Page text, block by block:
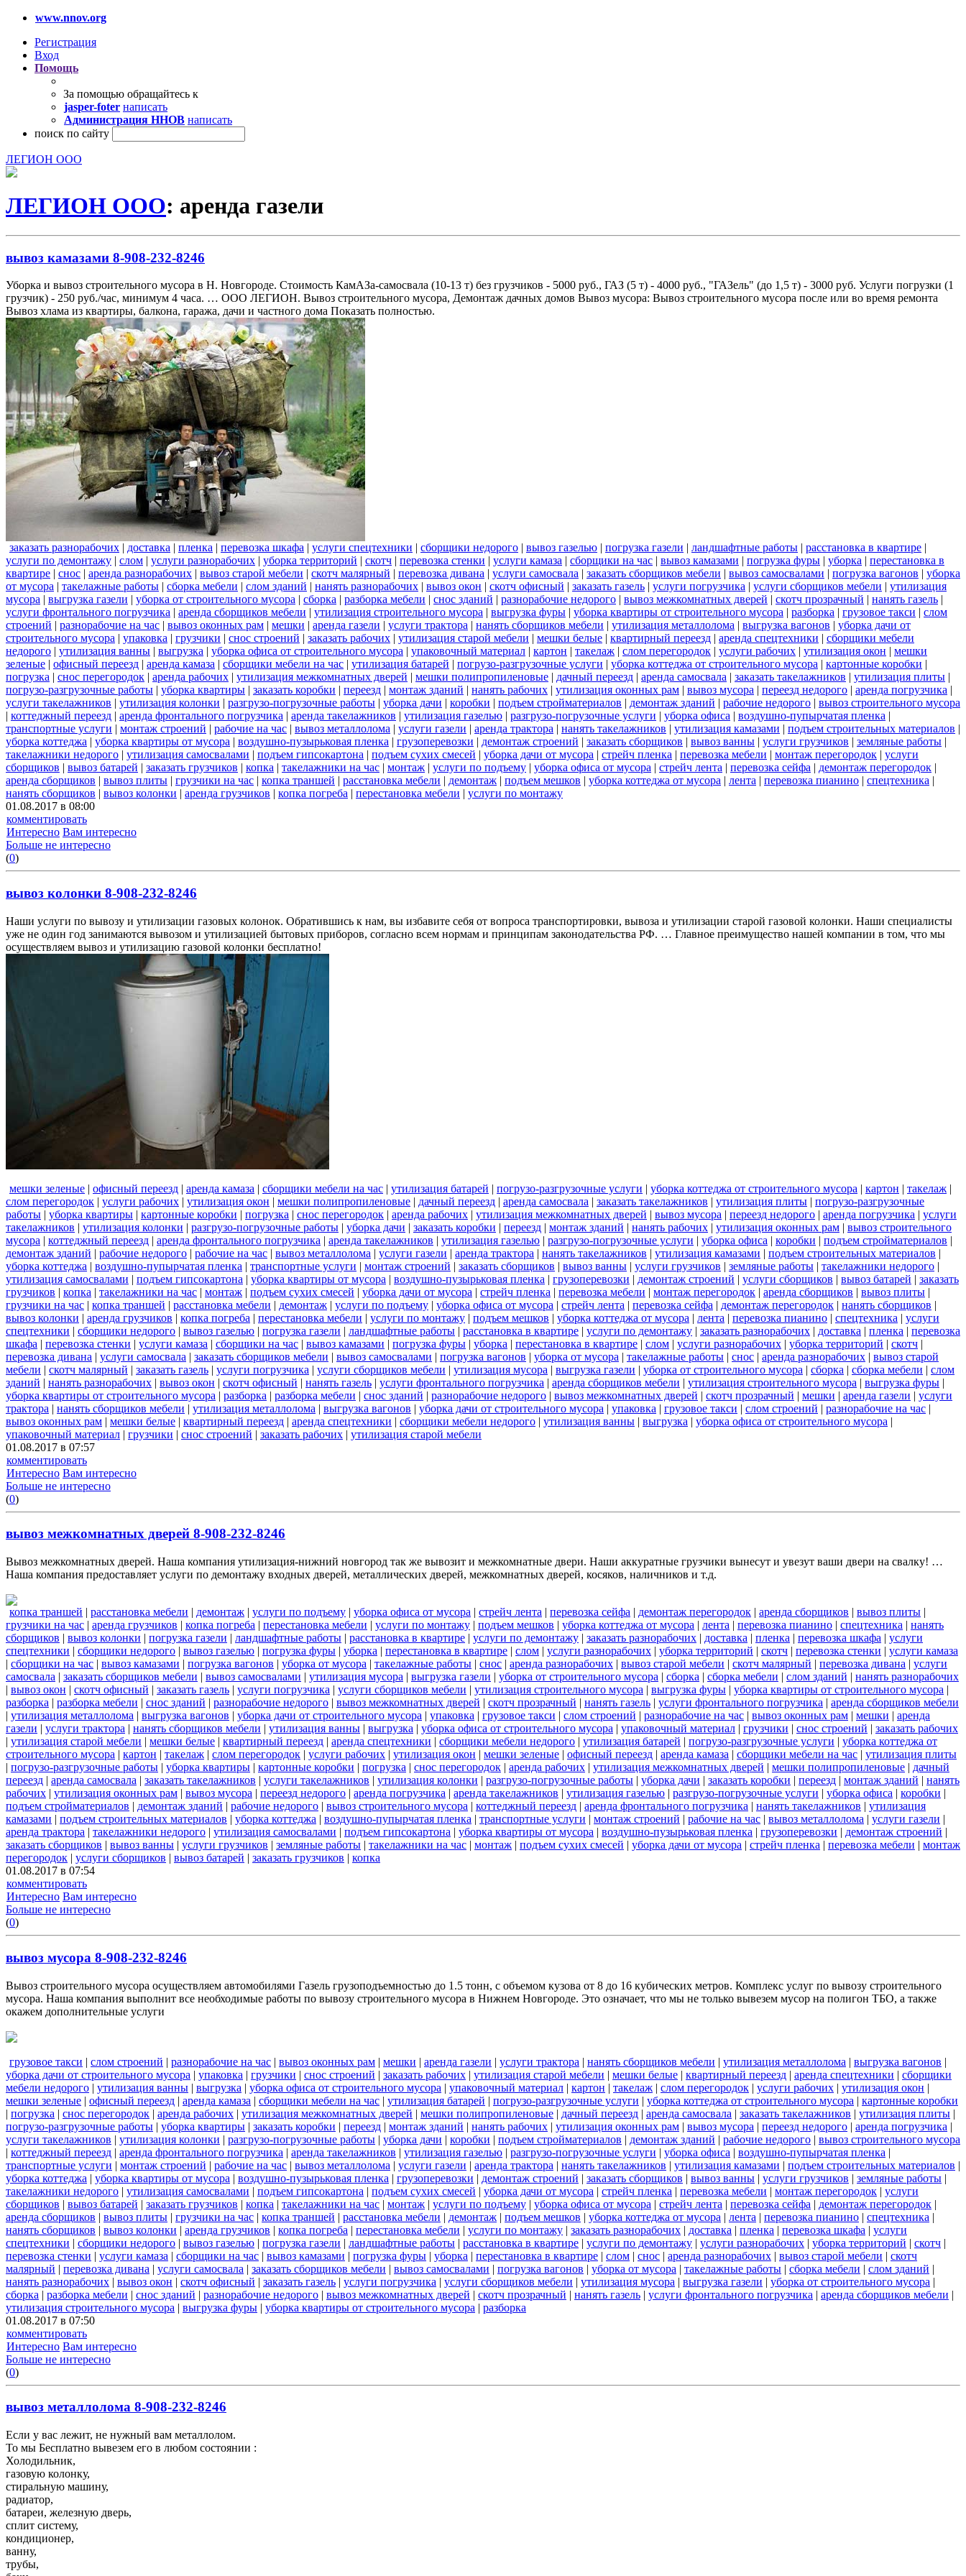
www.nnov.org
Регистрация
Вход
Помощь
За помощью обращайтесь к
jasper-foter написать
Администрация ННОВ написать
поиск по сайту
ЛЕГИОН ООО
ЛЕГИОН ООО: аренда газели
вывоз камазами 8-908-232-8246
Уборка и вывоз строительного мусора в Н. Новгороде. Стоимость КамАЗа-самосвала (10-13 т) без грузчиков - 5000 руб., ГАЗ (5 т) - 4000 руб., "ГАЗель" (до 1,5 т) - 3000 руб. Услуги погрузки (1
грузчик) - 250 руб./час, минимум 4 часа. … ООО ЛЕГИОН. Вывоз строительного мусора, Демонтаж дачных домов Вывоз мусора: Вывоз строительного мусора после или во время ремонта
Вывоз хлама из квартиры, балкона, гаража, дачи и частного дома Показать полностью.
заказать разнорабочих | доставка | пленка | перевозка шкафа | услуги спецтехники | сборщики недорого | вывоз газелью | погрузка газели | ландшафтные работы | расстановка в квартире |
услуги по демонтажу | слом | услуги разнорабочих | уборка территорий | скотч | перевозка стенки | услуги камаза | сборщики на час | вывоз камазами | погрузка фуры | уборка | перестановка в
квартире | снос | аренда разнорабочих | вывоз старой мебели | скотч малярный | перевозка дивана | услуги самосвала | заказать сборщиков мебели | вывоз самосвалами | погрузка вагонов | уборка
от мусора | такелажные работы | сборка мебели | слом зданий | нанять разнорабочих | вывоз окон | скотч офисный | заказать газель | услуги погрузчика | услуги сборщиков мебели | утилизация
мусора | выгрузка газели | уборка от строительного мусора | сборка | разборка мебели | снос зданий | разнорабочие недорого | вывоз межкомнатных дверей | скотч прозрачный | нанять газель |
услуги фронтального погрузчика | аренда сборщиков мебели | утилизация строительного мусора | выгрузка фуры | уборка квартиры от строительного мусора | разборка | грузовое такси | слом
строений | разнорабочие на час | вывоз оконных рам | мешки | аренда газели | услуги трактора | нанять сборщиков мебели | утилизация металлолома | выгрузка вагонов | уборка дачи от
строительного мусора | упаковка | грузчики | снос строений | заказать рабочих | утилизация старой мебели | мешки белые | квартирный переезд | аренда спецтехники | сборщики мебели
недорого | утилизация ванны | выгрузка | уборка офиса от строительного мусора | упаковочный материал | картон | такелаж | слом перегородок | услуги рабочих | утилизация окон | мешки
зеленые | офисный переезд | аренда камаза | сборщики мебели на час | утилизация батарей | погрузо-разгрузочные услуги | уборка коттеджа от строительного мусора | картонные коробки |
погрузка | снос перегородок | аренда рабочих | утилизация межкомнатных дверей | мешки полипропиленовые | дачный переезд | аренда самосвала | заказать такелажников | утилизация плиты |
погрузо-разгрузочные работы | уборка квартиры | заказать коробки | переезд | монтаж зданий | нанять рабочих | утилизация оконных рам | вывоз мусора | переезд недорого | аренда погрузчика |
услуги такелажников | утилизация колонки | разгрузо-погрузочные работы | уборка дачи | коробки | подъем стройматериалов | демонтаж зданий | рабочие недорого | вывоз строительного мусора
| коттеджный переезд | аренда фронтального погрузчика | аренда такелажников | утилизация газелью | разгрузо-погрузочные услуги | уборка офиса | воздушно-пупырчатая пленка |
транспортные услуги | монтаж строений | рабочие на час | вывоз металлолома | услуги газели | аренда трактора | нанять такелажников | утилизация камазами | подъем строительных материалов |
уборка коттеджа | уборка квартиры от мусора | воздушно-пузырьковая пленка | грузоперевозки | демонтаж строений | заказать сборщиков | вывоз ванны | услуги грузчиков | земляные работы |
такелажники недорого | утилизация самосвалами | подъем гипсокартона | подъем сухих смесей | уборка дачи от мусора | стрейч пленка | перевозка мебели | монтаж перегородок | услуги
сборщиков | вывоз батарей | заказать грузчиков | копка | такелажники на час | монтаж | услуги по подъему | уборка офиса от мусора | стрейч лента | перевозка сейфа | демонтаж перегородок |
аренда сборщиков | вывоз плиты | грузчики на час | копка траншей | расстановка мебели | демонтаж | подъем мешков | уборка коттеджа от мусора | лента | перевозка пианино | спецтехника |
нанять сборщиков | вывоз колонки | аренда грузчиков | копка погреба | перестановка мебели | услуги по монтажу
01.08.2017 в 08:00
комментировать
Интересно Вам интересно
Больше не интересно
(0)
вывоз колонки 8-908-232-8246
Наши услуги по вывозу и утилизации газовых колонок. Обратившись к нам, вы избавите себя от вопроса транспортировки, вывоза и утилизации старой газовой колонки. Наши специалисты
уже не один год занимаются вывозом и утилизацией бытовых приборов, согласно всем нормам и принципам законодательства РФ. … Главное преимущество нашей компании в том, что мы
осуществляем вывоз и утилизацию газовой колонки бесплатно!
мешки зеленые | офисный переезд | аренда камаза | сборщики мебели на час | утилизация батарей | погрузо-разгрузочные услуги | уборка коттеджа от строительного мусора | картон | такелаж |
слом перегородок | услуги рабочих | утилизация окон | мешки полипропиленовые | дачный переезд | аренда самосвала | заказать такелажников | утилизация плиты | погрузо-разгрузочные
работы | уборка квартиры | картонные коробки | погрузка | снос перегородок | аренда рабочих | утилизация межкомнатных дверей | вывоз мусора | переезд недорого | аренда погрузчика | услуги
такелажников | утилизация колонки | разгрузо-погрузочные работы | уборка дачи | заказать коробки | переезд | монтаж зданий | нанять рабочих | утилизация оконных рам | вывоз строительного
мусора | коттеджный переезд | аренда фронтального погрузчика | аренда такелажников | утилизация газелью | разгрузо-погрузочные услуги | уборка офиса | коробки | подъем стройматериалов |
демонтаж зданий | рабочие недорого | рабочие на час | вывоз металлолома | услуги газели | аренда трактора | нанять такелажников | утилизация камазами | подъем строительных материалов |
уборка коттеджа | воздушно-пупырчатая пленка | транспортные услуги | монтаж строений | заказать сборщиков | вывоз ванны | услуги грузчиков | земляные работы | такелажники недорого |
утилизация самосвалами | подъем гипсокартона | уборка квартиры от мусора | воздушно-пузырьковая пленка | грузоперевозки | демонтаж строений | услуги сборщиков | вывоз батарей | заказать
грузчиков | копка | такелажники на час | монтаж | подъем сухих смесей | уборка дачи от мусора | стрейч пленка | перевозка мебели | монтаж перегородок | аренда сборщиков | вывоз плиты |
грузчики на час | копка траншей | расстановка мебели | демонтаж | услуги по подъему | уборка офиса от мусора | стрейч лента | перевозка сейфа | демонтаж перегородок | нанять сборщиков |
вывоз колонки | аренда грузчиков | копка погреба | перестановка мебели | услуги по монтажу | подъем мешков | уборка коттеджа от мусора | лента | перевозка пианино | спецтехника | услуги
спецтехники | сборщики недорого | вывоз газелью | погрузка газели | ландшафтные работы | расстановка в квартире | услуги по демонтажу | заказать разнорабочих | доставка | пленка | перевозка
шкафа | перевозка стенки | услуги камаза | сборщики на час | вывоз камазами | погрузка фуры | уборка | перестановка в квартире | слом | услуги разнорабочих | уборка территорий | скотч |
перевозка дивана | услуги самосвала | заказать сборщиков мебели | вывоз самосвалами | погрузка вагонов | уборка от мусора | такелажные работы | снос | аренда разнорабочих | вывоз старой
мебели | скотч малярный | заказать газель | услуги погрузчика | услуги сборщиков мебели | утилизация мусора | выгрузка газели | уборка от строительного мусора | сборка | сборка мебели | слом
зданий | нанять разнорабочих | вывоз окон | скотч офисный | нанять газель | услуги фронтального погрузчика | аренда сборщиков мебели | утилизация строительного мусора | выгрузка фуры |
уборка квартиры от строительного мусора | разборка | разборка мебели | снос зданий | разнорабочие недорого | вывоз межкомнатных дверей | скотч прозрачный | мешки | аренда газели | услуги
трактора | нанять сборщиков мебели | утилизация металлолома | выгрузка вагонов | уборка дачи от строительного мусора | упаковка | грузовое такси | слом строений | разнорабочие на час |
вывоз оконных рам | мешки белые | квартирный переезд | аренда спецтехники | сборщики мебели недорого | утилизация ванны | выгрузка | уборка офиса от строительного мусора |
упаковочный материал | грузчики | снос строений | заказать рабочих | утилизация старой мебели
01.08.2017 в 07:57
комментировать
Интересно Вам интересно
Больше не интересно
(0)
вывоз межкомнатных дверей 8-908-232-8246
Вывоз межкомнатных дверей. Наша компания утилизация-нижний новгород так же вывозит и межкомнатные двери. Наши аккуратные грузчики вынесут и увезут ваши двери на свалку! …
Наша компания предоставляет услуги по демонтажу входных дверей, металлических дверей, межкомнатных дверей, косяков, наличников и т.д.
копка траншей | расстановка мебели | демонтаж | услуги по подъему | уборка офиса от мусора | стрейч лента | перевозка сейфа | демонтаж перегородок | аренда сборщиков | вывоз плиты |
грузчики на час | аренда грузчиков | копка погреба | перестановка мебели | услуги по монтажу | подъем мешков | уборка коттеджа от мусора | лента | перевозка пианино | спецтехника | нанять
сборщиков | вывоз колонки | погрузка газели | ландшафтные работы | расстановка в квартире | услуги по демонтажу | заказать разнорабочих | доставка | пленка | перевозка шкафа | услуги
спецтехники | сборщики недорого | вывоз газелью | погрузка фуры | уборка | перестановка в квартире | слом | услуги разнорабочих | уборка территорий | скотч | перевозка стенки | услуги камаза
| сборщики на час | вывоз камазами | погрузка вагонов | уборка от мусора | такелажные работы | снос | аренда разнорабочих | вывоз старой мебели | скотч малярный | перевозка дивана | услуги
самосвала | заказать сборщиков мебели | вывоз самосвалами | утилизация мусора | выгрузка газели | уборка от строительного мусора | сборка | сборка мебели | слом зданий | нанять разнорабочих
| вывоз окон | скотч офисный | заказать газель | услуги погрузчика | услуги сборщиков мебели | утилизация строительного мусора | выгрузка фуры | уборка квартиры от строительного мусора |
разборка | разборка мебели | снос зданий | разнорабочие недорого | вывоз межкомнатных дверей | скотч прозрачный | нанять газель | услуги фронтального погрузчика | аренда сборщиков мебели
| утилизация металлолома | выгрузка вагонов | уборка дачи от строительного мусора | упаковка | грузовое такси | слом строений | разнорабочие на час | вывоз оконных рам | мешки | аренда
газели | услуги трактора | нанять сборщиков мебели | утилизация ванны | выгрузка | уборка офиса от строительного мусора | упаковочный материал | грузчики | снос строений | заказать рабочих
| утилизация старой мебели | мешки белые | квартирный переезд | аренда спецтехники | сборщики мебели недорого | утилизация батарей | погрузо-разгрузочные услуги | уборка коттеджа от
строительного мусора | картон | такелаж | слом перегородок | услуги рабочих | утилизация окон | мешки зеленые | офисный переезд | аренда камаза | сборщики мебели на час | утилизация плиты
| погрузо-разгрузочные работы | уборка квартиры | картонные коробки | погрузка | снос перегородок | аренда рабочих | утилизация межкомнатных дверей | мешки полипропиленовые | дачный
переезд | аренда самосвала | заказать такелажников | услуги такелажников | утилизация колонки | разгрузо-погрузочные работы | уборка дачи | заказать коробки | переезд | монтаж зданий | нанять
рабочих | утилизация оконных рам | вывоз мусора | переезд недорого | аренда погрузчика | аренда такелажников | утилизация газелью | разгрузо-погрузочные услуги | уборка офиса | коробки |
подъем стройматериалов | демонтаж зданий | рабочие недорого | вывоз строительного мусора | коттеджный переезд | аренда фронтального погрузчика | нанять такелажников | утилизация
камазами | подъем строительных материалов | уборка коттеджа | воздушно-пупырчатая пленка | транспортные услуги | монтаж строений | рабочие на час | вывоз металлолома | услуги газели |
аренда трактора | такелажники недорого | утилизация самосвалами | подъем гипсокартона | уборка квартиры от мусора | воздушно-пузырьковая пленка | грузоперевозки | демонтаж строений |
заказать сборщиков | вывоз ванны | услуги грузчиков | земляные работы | такелажники на час | монтаж | подъем сухих смесей | уборка дачи от мусора | стрейч пленка | перевозка мебели | монтаж
перегородок | услуги сборщиков | вывоз батарей | заказать грузчиков | копка
01.08.2017 в 07:54
комментировать
Интересно Вам интересно
Больше не интересно
(0)
вывоз мусора 8-908-232-8246
Вывоз строительного мусора осуществляем автомобилями Газель грузоподъемностью до 1.5 тонн, с объемом кузова от 8 до 16 кубических метров. Комплекс услуг по вывозу строительного
мусора. Наша компания выполнит все необходимые работы по вывозу строительного мусора в Нижнем Новгороде. Это означает, что мы не только вывезем мусор на полигон ТБО, а также
окажем дополнительные услуги
грузовое такси | слом строений | разнорабочие на час | вывоз оконных рам | мешки | аренда газели | услуги трактора | нанять сборщиков мебели | утилизация металлолома | выгрузка вагонов |
уборка дачи от строительного мусора | упаковка | грузчики | снос строений | заказать рабочих | утилизация старой мебели | мешки белые | квартирный переезд | аренда спецтехники | сборщики
мебели недорого | утилизация ванны | выгрузка | уборка офиса от строительного мусора | упаковочный материал | картон | такелаж | слом перегородок | услуги рабочих | утилизация окон |
мешки зеленые | офисный переезд | аренда камаза | сборщики мебели на час | утилизация батарей | погрузо-разгрузочные услуги | уборка коттеджа от строительного мусора | картонные коробки
| погрузка | снос перегородок | аренда рабочих | утилизация межкомнатных дверей | мешки полипропиленовые | дачный переезд | аренда самосвала | заказать такелажников | утилизация плиты |
погрузо-разгрузочные работы | уборка квартиры | заказать коробки | переезд | монтаж зданий | нанять рабочих | утилизация оконных рам | вывоз мусора | переезд недорого | аренда погрузчика |
услуги такелажников | утилизация колонки | разгрузо-погрузочные работы | уборка дачи | коробки | подъем стройматериалов | демонтаж зданий | рабочие недорого | вывоз строительного мусора
| коттеджный переезд | аренда фронтального погрузчика | аренда такелажников | утилизация газелью | разгрузо-погрузочные услуги | уборка офиса | воздушно-пупырчатая пленка |
транспортные услуги | монтаж строений | рабочие на час | вывоз металлолома | услуги газели | аренда трактора | нанять такелажников | утилизация камазами | подъем строительных материалов |
уборка коттеджа | уборка квартиры от мусора | воздушно-пузырьковая пленка | грузоперевозки | демонтаж строений | заказать сборщиков | вывоз ванны | услуги грузчиков | земляные работы |
такелажники недорого | утилизация самосвалами | подъем гипсокартона | подъем сухих смесей | уборка дачи от мусора | стрейч пленка | перевозка мебели | монтаж перегородок | услуги
сборщиков | вывоз батарей | заказать грузчиков | копка | такелажники на час | монтаж | услуги по подъему | уборка офиса от мусора | стрейч лента | перевозка сейфа | демонтаж перегородок |
аренда сборщиков | вывоз плиты | грузчики на час | копка траншей | расстановка мебели | демонтаж | подъем мешков | уборка коттеджа от мусора | лента | перевозка пианино | спецтехника |
нанять сборщиков | вывоз колонки | аренда грузчиков | копка погреба | перестановка мебели | услуги по монтажу | заказать разнорабочих | доставка | пленка | перевозка шкафа | услуги
спецтехники | сборщики недорого | вывоз газелью | погрузка газели | ландшафтные работы | расстановка в квартире | услуги по демонтажу | услуги разнорабочих | уборка территорий | скотч |
перевозка стенки | услуги камаза | сборщики на час | вывоз камазами | погрузка фуры | уборка | перестановка в квартире | слом | снос | аренда разнорабочих | вывоз старой мебели | скотч
малярный | перевозка дивана | услуги самосвала | заказать сборщиков мебели | вывоз самосвалами | погрузка вагонов | уборка от мусора | такелажные работы | сборка мебели | слом зданий |
нанять разнорабочих | вывоз окон | скотч офисный | заказать газель | услуги погрузчика | услуги сборщиков мебели | утилизация мусора | выгрузка газели | уборка от строительного мусора |
сборка | разборка мебели | снос зданий | разнорабочие недорого | вывоз межкомнатных дверей | скотч прозрачный | нанять газель | услуги фронтального погрузчика | аренда сборщиков мебели |
утилизация строительного мусора | выгрузка фуры | уборка квартиры от строительного мусора | разборка
01.08.2017 в 07:50
комментировать
Интересно Вам интересно
Больше не интересно
(0)
вывоз металлолома 8-908-232-8246
Если у вас лежит, не нужный вам металлолом.
То мы Бесплатно вывезем его в любом состоянии :
Холодильник,
газовую колонку,
стиральную машину,
радиатор,
батареи, железную дверь,
сплит систему,
кондиционер,
ванну,
трубы,